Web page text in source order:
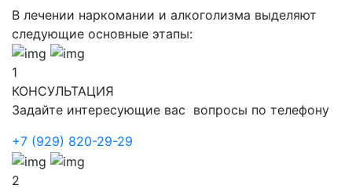
В лечении наркомании и алкоголизма выделяют
следующие основные этапы:
1
КОНСУЛЬТАЦИЯ
Задайте интересующие вас вопросы по телефону
+7 (929) 820-29-29
2